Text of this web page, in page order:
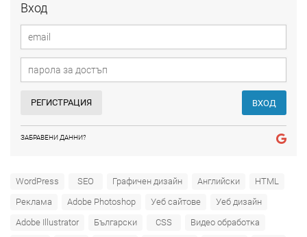
Вход
РЕГИСТРАЦИЯ ВХОД
ЗАБРАВЕНИ ДАННИ?
WordPress SEO Графичен дизайн Английски
HTML
Реклама
Adobe Photoshop Уеб сайтове
Уеб дизайн
Adobe Illustrator
Български CSS
Видео обработка